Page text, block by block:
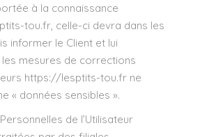
à la connaissance
tou.fr , celle-ci devra dans les
informer le Client et lui
mesures de corrections
https://lesptits-tou.fr ne
« données sensibles ».
de l’Utilisateur